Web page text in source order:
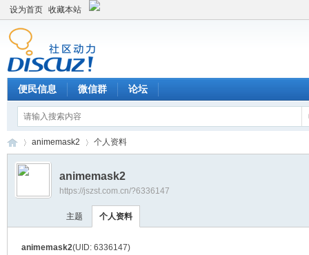
设为首页 收藏本站
便民信息 微信群 论坛
›
animemask2 个人资料
animemask2
https://jszst.com.cn/?6336147
主题 个人资料
animemask2(UID: 6336147)